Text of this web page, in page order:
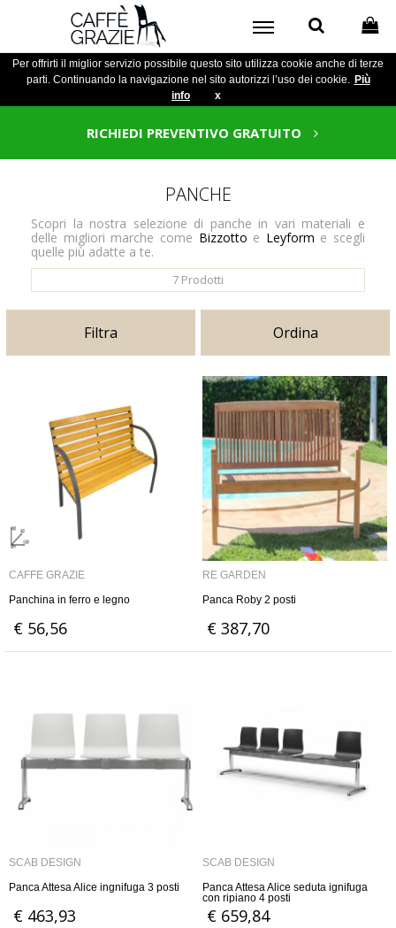
Per offrirti il miglior servizio possibile questo sito utilizza cookie anche di terze
parti. Continuando la navigazione nel sito autorizzi l’uso dei cookie. Più
info
x
RICHIEDI PREVENTIVO GRATUITO
PANCHE
Scopri la nostra selezione di panche in vari materiali e
delle migliori marche come Bizzotto e Leyform e scegli
quelle più adatte a te.
7 Prodotti
Filtra Ordina
CAFFÈ GRAZIE
Panchina in ferro e legno
€ 56,56
RE GARDEN
Panca Roby 2 posti
€ 387,70
SCAB DESIGN
Panca Attesa Alice ingnifuga 3 posti
€ 463,93
SCAB DESIGN
Panca Attesa Alice seduta ignifuga
con ripiano 4 posti
€ 659,84